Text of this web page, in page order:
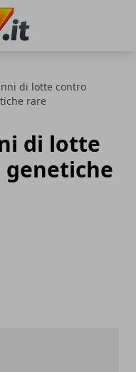
di lotte contro
rare
di lotte